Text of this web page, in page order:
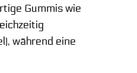
Gummis wie
während eine